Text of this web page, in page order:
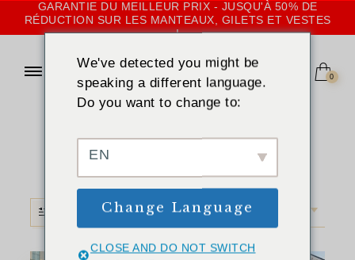
GARANTIE DU MEILLEUR PRIX - JUSQU'À 50% DE
RÉDUCTION SUR LES MANTEAUX, GILETS ET VESTES
!
0
TRI PAR DÉFAUT
We've detected you might be
speaking a different language.
Do you want to change to:
EN
Change Language
CLOSE AND DO NOT SWITCH